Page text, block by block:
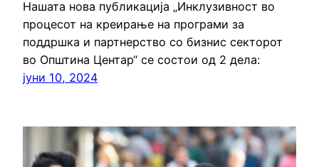
Нашата нова публикација „Инклузивност во
процесот на креирање на програми за
поддршка и партнерство со бизнис секторот
во Општина Центар“ се состои од 2 дела:
јуни 10, 2024